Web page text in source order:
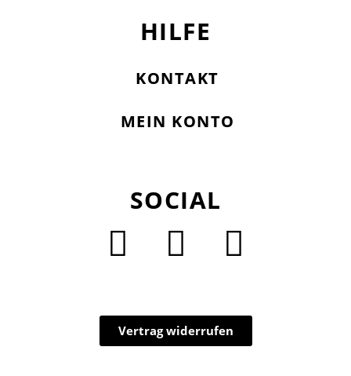
HILFE
KONTAKT
MEIN KONTO
SOCIAL
Vertrag widerrufen